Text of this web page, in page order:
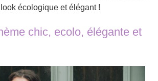
écologique et élégant !
chic, ecolo, élégante et